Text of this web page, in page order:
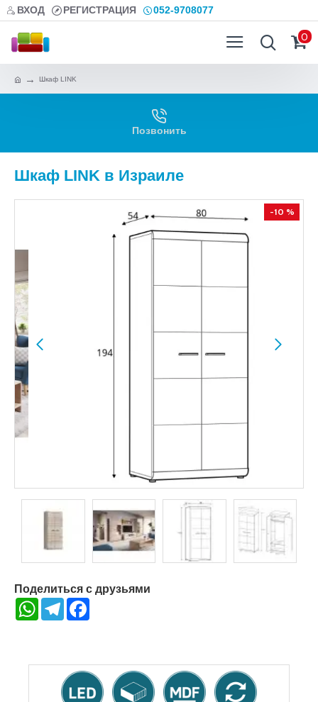
ВХОД РЕГИСТРАЦИЯ 052-9708077
0
Шкаф LINK
Позвонить
Шкаф LINK в Израиле
-10 %
Поделиться с друзьями
WhatsAppTelegram